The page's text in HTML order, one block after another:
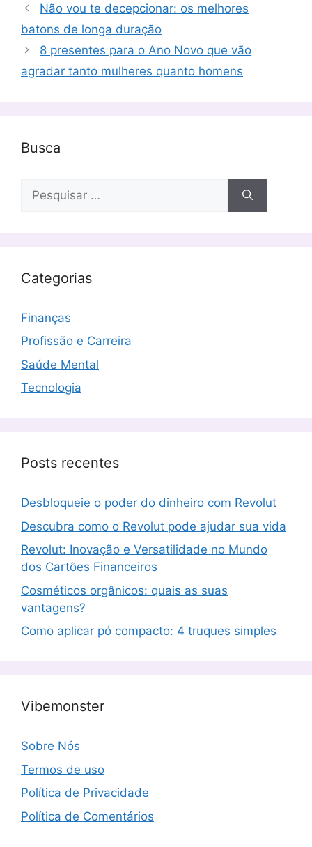
Não vou te decepcionar: os melhores
batons de longa duração
8 presentes para o Ano Novo que vão
agradar tanto mulheres quanto homens
Busca
por:
Categorias
Finanças
Profissão e Carreira
Saúde Mental
Tecnologia
Posts recentes
Desbloqueie o poder do dinheiro com Revolut
Descubra como o Revolut pode ajudar sua vida
Revolut: Inovação e Versatilidade no Mundo
dos Cartões Financeiros
Cosméticos orgânicos: quais as suas
vantagens?
Como aplicar pó compacto: 4 truques simples
Vibemonster
Sobre Nós
Termos de uso
Política de Privacidade
Política de Comentários